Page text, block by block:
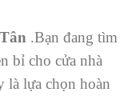
.Bạn đang tìm
bỉ cho cửa nhà
là lựa chọn hoàn